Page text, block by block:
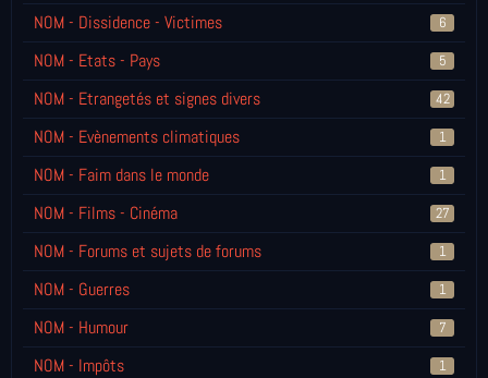
NOM - Dissidence - Victimes 6
NOM - Etats - Pays 5
NOM - Etrangetés et signes divers 42
NOM - Evènements climatiques 1
NOM - Faim dans le monde 1
NOM - Films - Cinéma 27
NOM - Forums et sujets de forums 1
NOM - Guerres 1
NOM - Humour 7
NOM - Impôts 1